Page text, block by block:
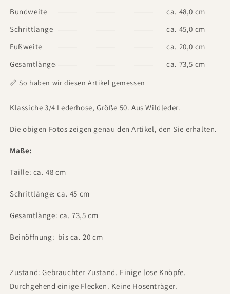
Bundweite
ca. 48,0 cm
Schrittlänge
ca. 45,0 cm
Fußweite
ca. 20,0 cm
Gesamtlänge
ca. 73,5 cm
📏 So haben wir diesen Artikel gemessen
Klassiche 3/4 Lederhose, Größe 50. Aus Wildleder.
Die obigen Fotos zeigen genau den Artikel, den Sie erhalten.
Maße:
Taille: ca. 48 cm
Schrittlänge: ca. 45 cm
Gesamtlänge: ca. 73,5 cm
Beinöffnung: bis ca. 20 cm
Zustand: Gebrauchter Zustand. Einige lose Knöpfe.
Durchgehend einige Flecken. Keine Hosenträger.